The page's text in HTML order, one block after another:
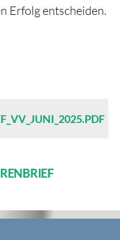
Erfolg entscheiden.